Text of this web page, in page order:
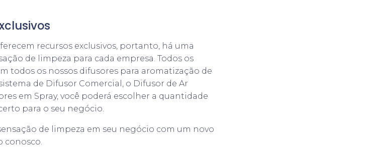
recursos exclusivos, portanto, há uma
de limpeza para cada empresa. Todos os
todos os nossos difusores para aromatização de
de Difusor Comercial, o Difusor de Ar
em Spray, você poderá escolher a quantidade
para o seu negócio.
de limpeza em seu negócio com um novo